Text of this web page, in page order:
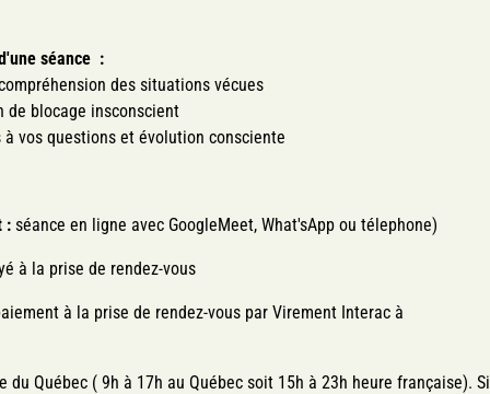
séance :
des situations vécues
blocage insconscient
vos questions et évolution consciente
:séance en ligne avec GoogleMeet, What'sApp ou télephone)
à la prise de rendez-vous
à la prise de rendez-vous par Virement Interac à
du Québec ( 9h à 17h au Québec soit 15h à 23h heure française). Si